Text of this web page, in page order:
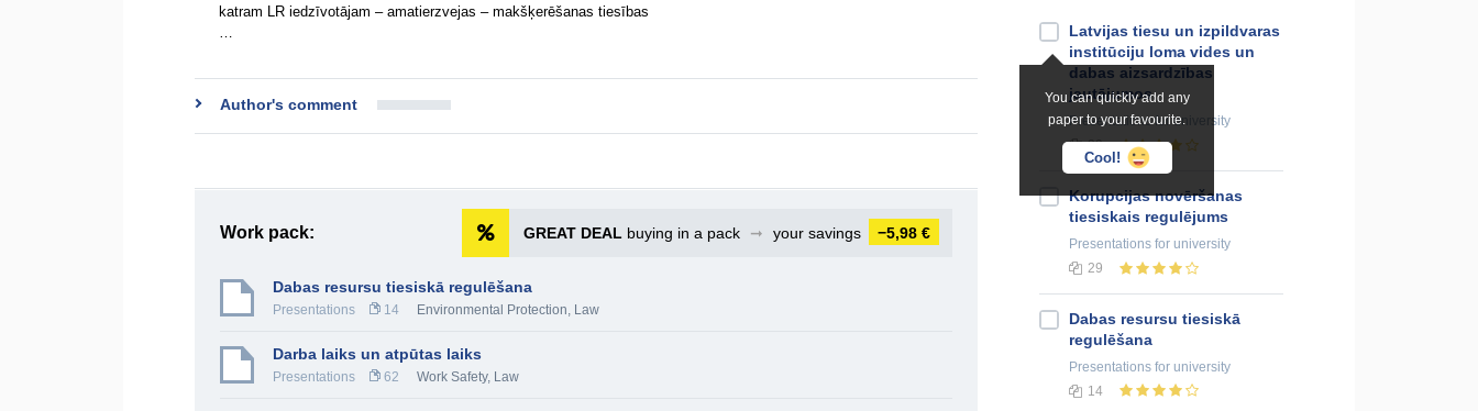
katram LR iedzīvotājam – amatierzvejas – makšķerēšanas tiesības
…
Author's comment
Work pack: GREAT DEAL buying in a pack ➞ your savings −5,98 €
Dabas resursu tiesiskā regulēšana
Presentations 14 Environmental Protection, Law
Darba laiks un atpūtas laiks
Presentations 62 Work Safety, Law
You can quickly add any
paper to your favourite.
Cool!
Latvijas tiesu un izpildvaras
institūciju loma vides un
dabas aizsardzības
jautājumos
Presentationsfor university
29
Korupcijas novēršanas
tiesiskais regulējums
Presentations for university
29
Dabas resursu tiesiskā
regulēšana
Presentations for university
14